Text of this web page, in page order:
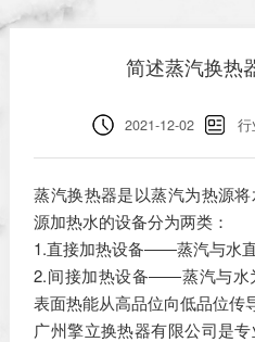
简述蒸汽换热
2021-12-02
蒸汽换热器是以蒸汽为热源
源加热水的设备分为两类：
1.直接加热设备――蒸汽与水直
2.间接加热设备――蒸汽与水
表面热能从高品位向低品位传
广州擎立换热器有限公司是